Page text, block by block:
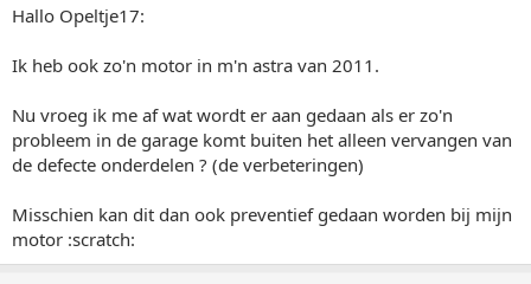
Hallo Opeltje17:
Ik heb ook zo'n motor in m'n astra van 2011.
Nu vroeg ik me af wat wordt er aan gedaan als er zo'n
probleem in de garage komt buiten het alleen vervangen van
de defecte onderdelen ? (de verbeteringen)
Misschien kan dit dan ook preventief gedaan worden bij mijn
motor :scratch: